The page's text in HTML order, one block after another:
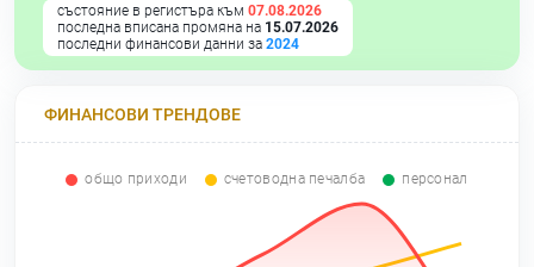
състояние в регистъра към 07.08.2026
последна вписана промяна на 15.07.2026
последни финансови данни за 2024
ФИНАНСОВИ ТРЕНДОВЕ
общо приходи счетоводна печалба персонал